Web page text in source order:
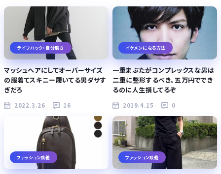
ライフハック・自分磨き
マッシュヘアにしてオーバーサイズ
の服着てスキニー履いてる男ダサす
ぎだろ
2022.3.26 16
イケメンになる方法
一重まぶたがコンプレックスな男は
二重に整形するべき。五万円ででき
るのに人生損してるぞ
2019.4.15 0
ファッション談義 ファッション談義